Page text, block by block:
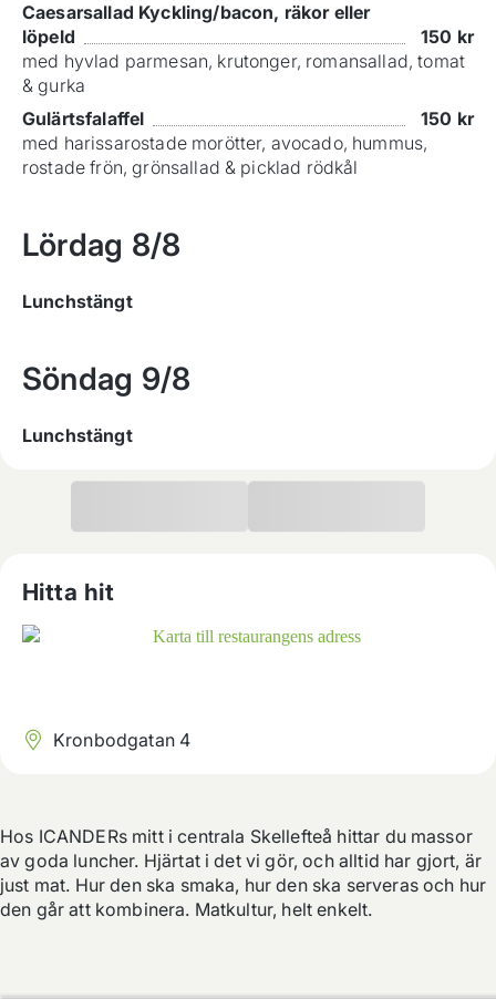
Caesarsallad Kyckling/bacon, räkor eller
löpeld
150 kr
med hyvlad parmesan, krutonger, romansallad, tomat
& gurka
Gulärtsfalaffel
150 kr
med harissarostade morötter, avocado, hummus,
rostade frön, grönsallad & picklad rödkål
Lördag 8/8
Lunchstängt
Söndag 9/8
Lunchstängt
Hitta hit
Kronbodgatan 4
Hos ICANDERs mitt i centrala Skellefteå hittar du massor
av goda luncher. Hjärtat i det vi gör, och alltid har gjort, är
just mat. Hur den ska smaka, hur den ska serveras och hur
den går att kombinera. Matkultur, helt enkelt.